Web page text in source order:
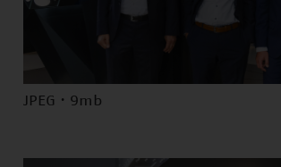
JPEG · 9mb